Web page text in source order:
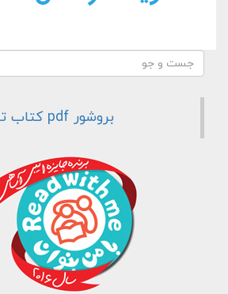
فرم جستجو
بروشور pdf کتاب تاک